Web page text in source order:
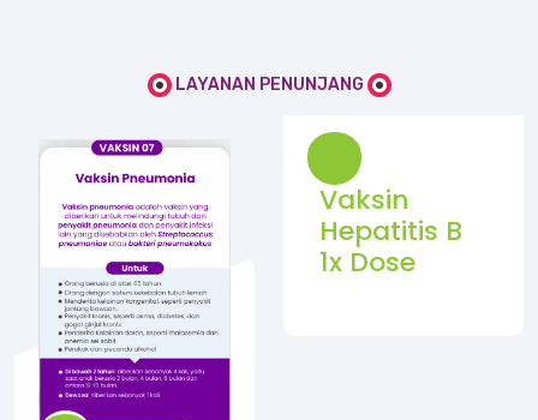
LAYANAN PENUNJANG
Vaksin
Hepatitis B
1x Dose